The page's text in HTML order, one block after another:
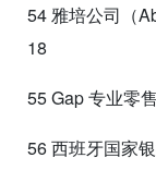
54 雅培公司（
18
55 Gap 专业零
56 西班牙国家